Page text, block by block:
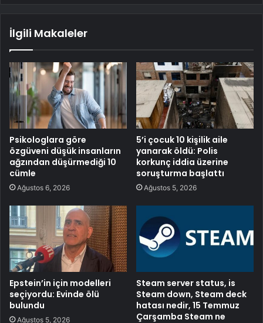
İlgili Makaleler
Psikologlara göre
özgüveni düşük insanların
ağzından düşürmediği 10
cümle
Ağustos 6, 2026
5’i çocuk 10 kişilik aile
yanarak öldü: Polis
korkunç iddia üzerine
soruşturma başlattı
Ağustos 5, 2026
Epstein’in için modelleri
seçiyordu: Evinde ölü
bulundu
Ağustos 5, 2026
Steam server status, is
Steam down, Steam deck
hatası nedir, 15 Temmuz
Çarşamba Steam ne